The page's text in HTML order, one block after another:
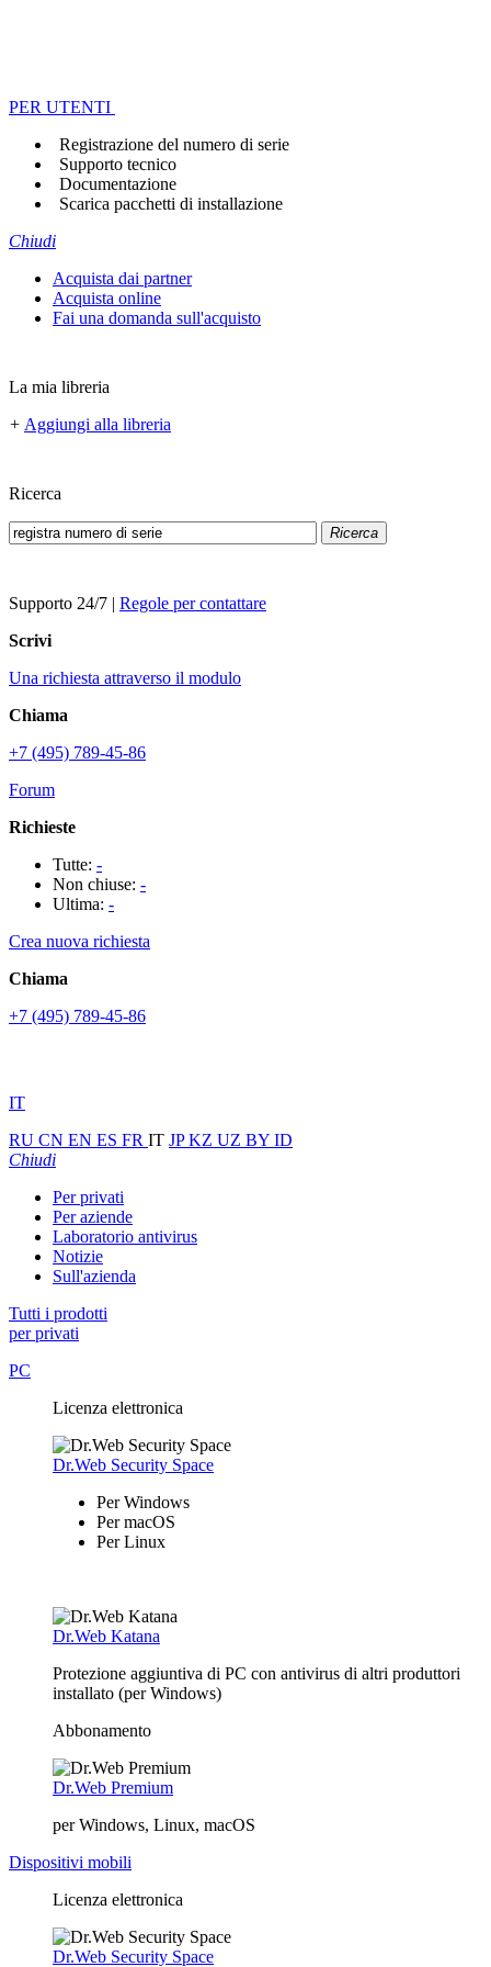
PER UTENTI
Registrazione del numero di serie
Supporto tecnico
Documentazione
Scarica pacchetti di installazione
Chiudi
Acquista dai partner
Acquista online
Fai una domanda sull'acquisto
La mia libreria
+ Aggiungi alla libreria
Ricerca
Ricerca
Supporto 24/7 | Regole per contattare
Scrivi
Una richiesta attraverso il modulo
Chiama
+7 (495) 789-45-86
Forum
Richieste
Tutte: -
Non chiuse: -
Ultima: -
Crea nuova richiesta
Chiama
+7 (495) 789-45-86
IT
RU CN EN ES FR IT JPKZ UZ BY ID
Chiudi
Per privati
Per aziende
Laboratorio antivirus
Notizie
Sull'azienda
Tutti i prodotti
per privati
PC
Licenza elettronica
Dr.Web Security Space
Per Windows
Per macOS
Per Linux
Dr.Web Katana
Protezione aggiuntiva di PC con antivirus di altri produttori
installato (per Windows)
Abbonamento
Dr.Web Premium
per Windows, Linux, macOS
Dispositivi mobili
Licenza elettronica
Dr.Web Security Space